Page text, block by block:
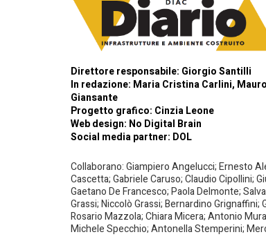
Direttore responsabile: Giorgio Santilli
In redazione: Maria Cristina Carlini, Mauro
Giansante
Progetto grafico: Cinzia Leone
Web design: No Digital Brain
Social media partner: DOL
Collaborano: Giampiero Angelucci; Ernesto
Cascetta; Gabriele Caruso; Claudio Cipollini;
Gaetano De Francesco; Paola Delmonte;
Grassi; Niccolò Grassi; Bernardino
Rosario Mazzola; Chiara Micera; Antonio
Michele Specchio; Antonella Stemperini;